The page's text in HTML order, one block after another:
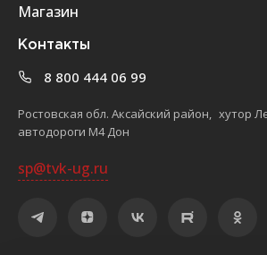
Магазин
Контакты
8 800 444 06 99
Ростовская обл. Аксайский район, хутор
автодороги М4 Дон
sp@tvk-ug.ru